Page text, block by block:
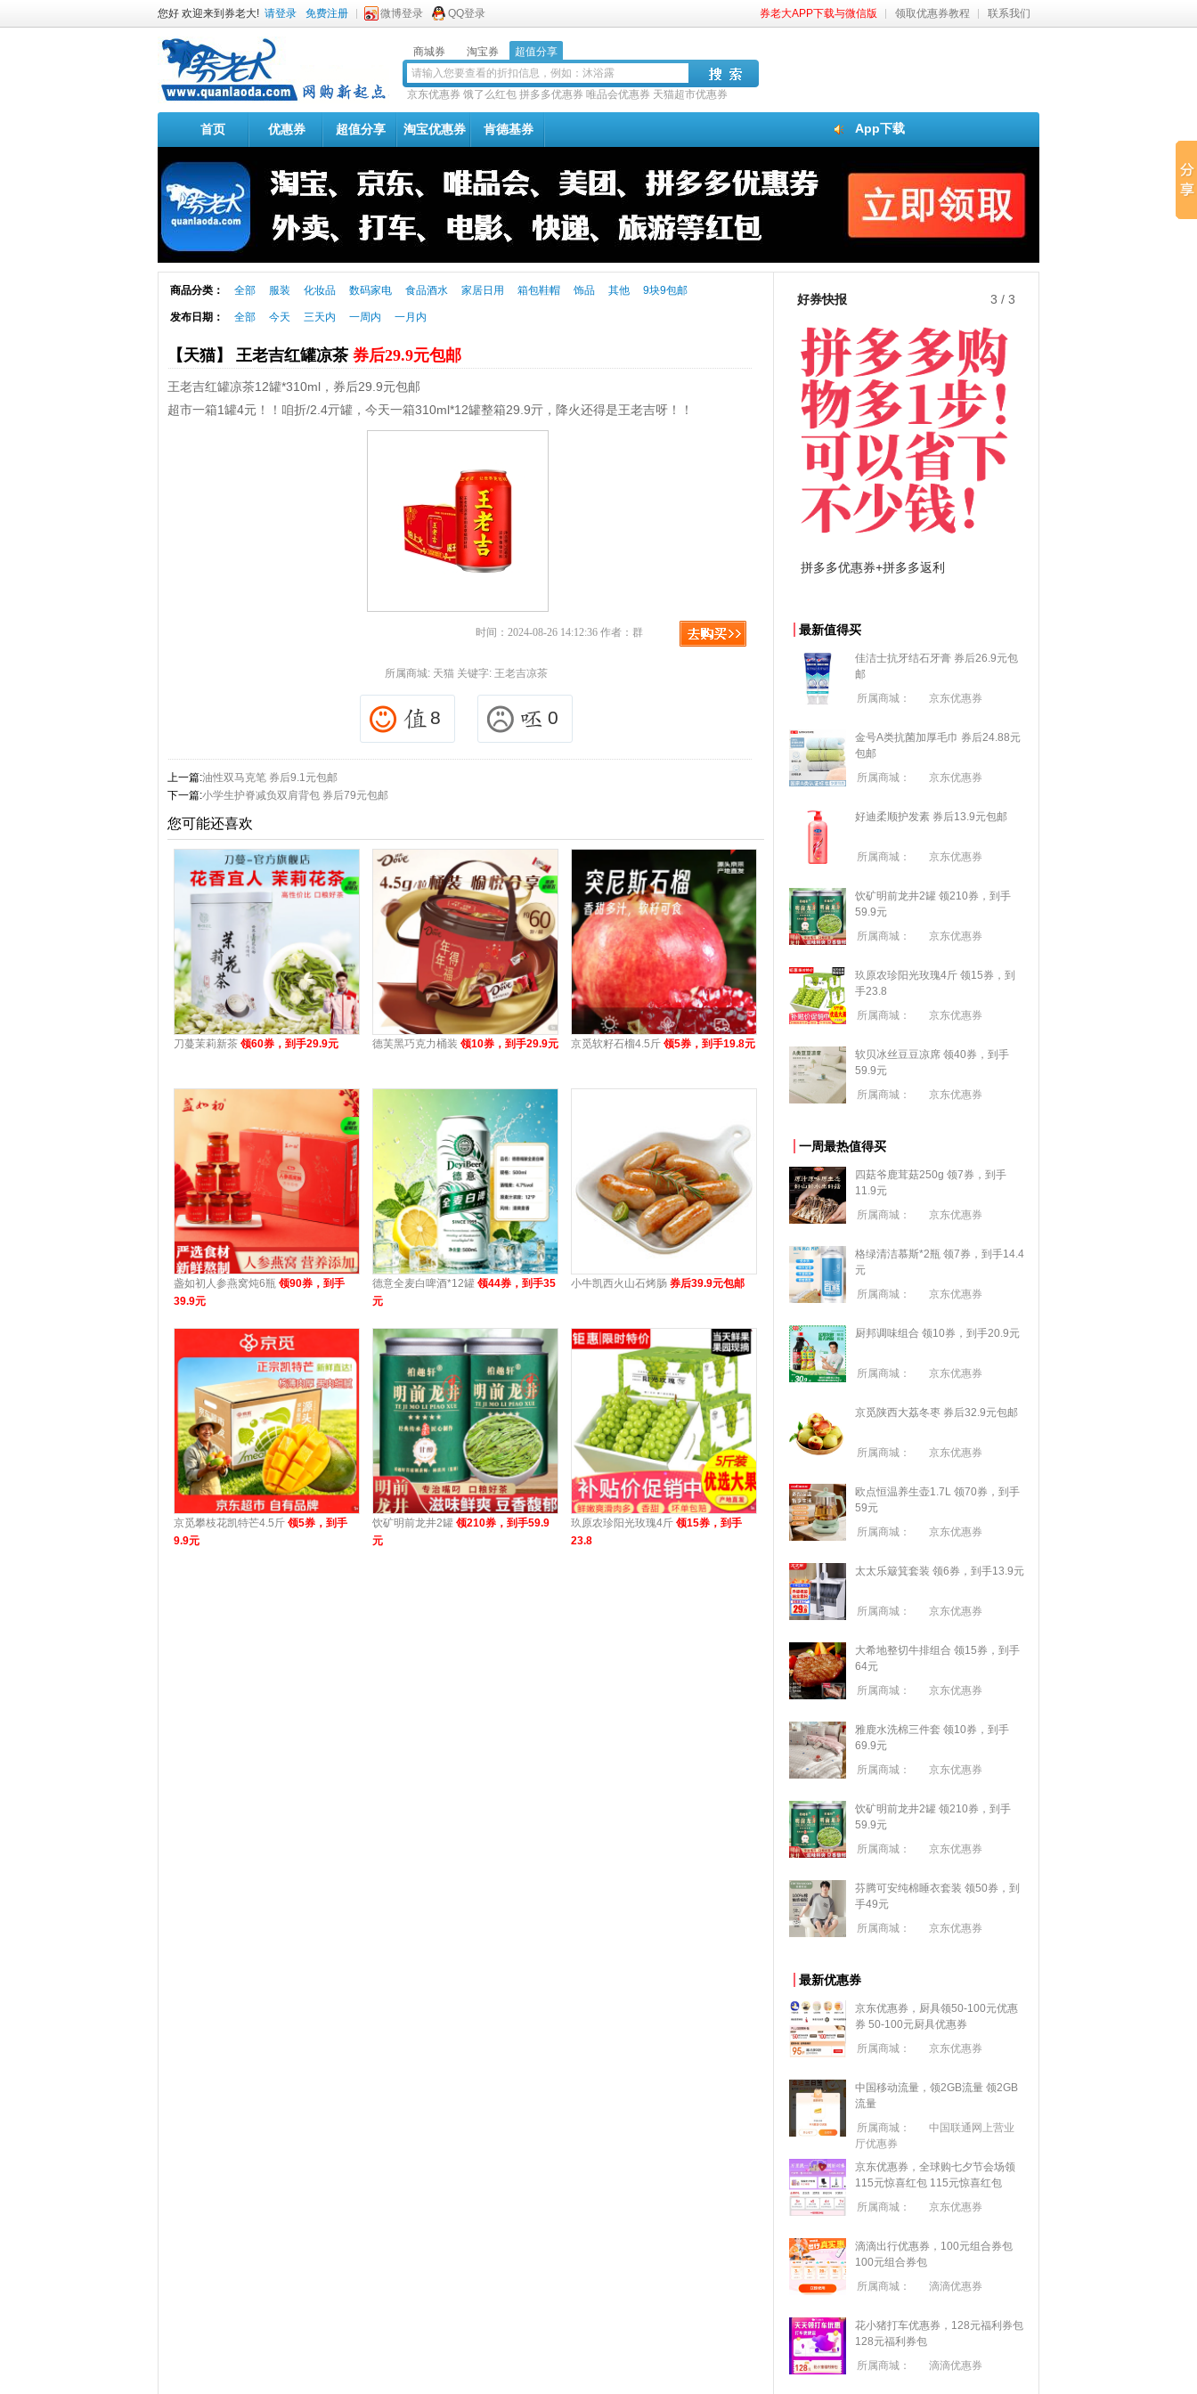
您好 欢迎来到券老大! 请登录 免费注册 微博登录 QQ登录 券老大APP下载与微信版 领取优惠券教程 联系我们
商城券 淘宝券 超值分享
京东优惠券 饿了么红包 拼多多优惠券 唯品会优惠券 天猫超市优惠券
App下载
首页 优惠券 超值分享 淘宝优惠券 肯德基券
商品分类： 全部 服装 化妆品 数码家电 食品酒水 家居日用 箱包鞋帽 饰品 其他 9块9包邮
发布日期： 全部 今天 三天内 一周内 一月内
【天猫】 王老吉红罐凉茶 券后29.9元包邮
王老吉红罐凉茶12罐*310ml，券后29.9元包邮
超市一箱1罐4元！！咱折/2.4亓罐，今天一箱310ml*12罐整箱29.9亓，降火还得是王老吉呀！！
时间：2024-08-26 14:12:36 作者：群
所属商城: 天猫关键字: 王老吉凉茶
8 0
上一篇:油性双马克笔 券后9.1元包邮
下一篇:小学生护脊减负双肩背包 券后79元包邮
您可能还喜欢
刀蔓茉莉新茶 领60券，到手29.9元 德芙黑巧克力桶装 领10券，到手29.9元 京觅软籽石榴4.5斤 领5券，到手19.8元
盏如初人参燕窝炖6瓶 领90券，到手
39.9元
德意全麦白啤酒*12罐 领44券，到手35
元
小牛凯西火山石烤肠 券后39.9元包邮
京觅攀枝花凯特芒4.5斤 领5券，到手
9.9元
饮矿明前龙井2罐 领210券，到手59.9
元
玖原农珍阳光玫瑰4斤 领15券，到手
23.8
好券快报 1 / 3
拼多多优惠券+拼多多返利
最新值得买
佳洁士抗牙结石牙膏 券后26.9元包
邮
所属商城：
京东优惠券
金号A类抗菌加厚毛巾 券后24.88元
包邮
所属商城：
京东优惠券
好迪柔顺护发素 券后13.9元包邮
所属商城： 京东优惠券
饮矿明前龙井2罐 领210券，到手
59.9元
所属商城：
京东优惠券
玖原农珍阳光玫瑰4斤 领15券，到
手23.8
所属商城：
京东优惠券
软贝冰丝豆豆凉席 领40券，到手
59.9元
所属商城：
京东优惠券
一周最热值得买
四菇爷鹿茸菇250g 领7券，到手
11.9元
所属商城：
京东优惠券
格绿清洁慕斯*2瓶 领7券，到手14.4
元
所属商城：
京东优惠券
厨邦调味组合 领10券，到手20.9元
所属商城： 京东优惠券
京觅陕西大荔冬枣 券后32.9元包邮
所属商城： 京东优惠券
欧点恒温养生壶1.7L 领70券，到手
59元
所属商城：
京东优惠券
太太乐簸箕套装 领6券，到手13.9元
所属商城： 京东优惠券
大希地整切牛排组合 领15券，到手
64元
所属商城：
京东优惠券
雅鹿水洗棉三件套 领10券，到手
69.9元
所属商城：
京东优惠券
饮矿明前龙井2罐 领210券，到手
59.9元
所属商城：
京东优惠券
芬腾可安纯棉睡衣套装 领50券，到
手49元
所属商城：
京东优惠券
最新优惠券
京东优惠券，厨具领50-100元优惠
券 50-100元厨具优惠券
所属商城：
京东优惠券
中国移动流量，领2GB流量 领2GB
流量
所属商城：
中国联通网上营业
厅优惠券
京东优惠券，全球购七夕节会场领
115元惊喜红包 115元惊喜红包
所属商城：
京东优惠券
滴滴出行优惠券，100元组合券包
100元组合券包
所属商城：
滴滴优惠券
花小猪打车优惠券，128元福利券包
128元福利券包
所属商城：
滴滴优惠券